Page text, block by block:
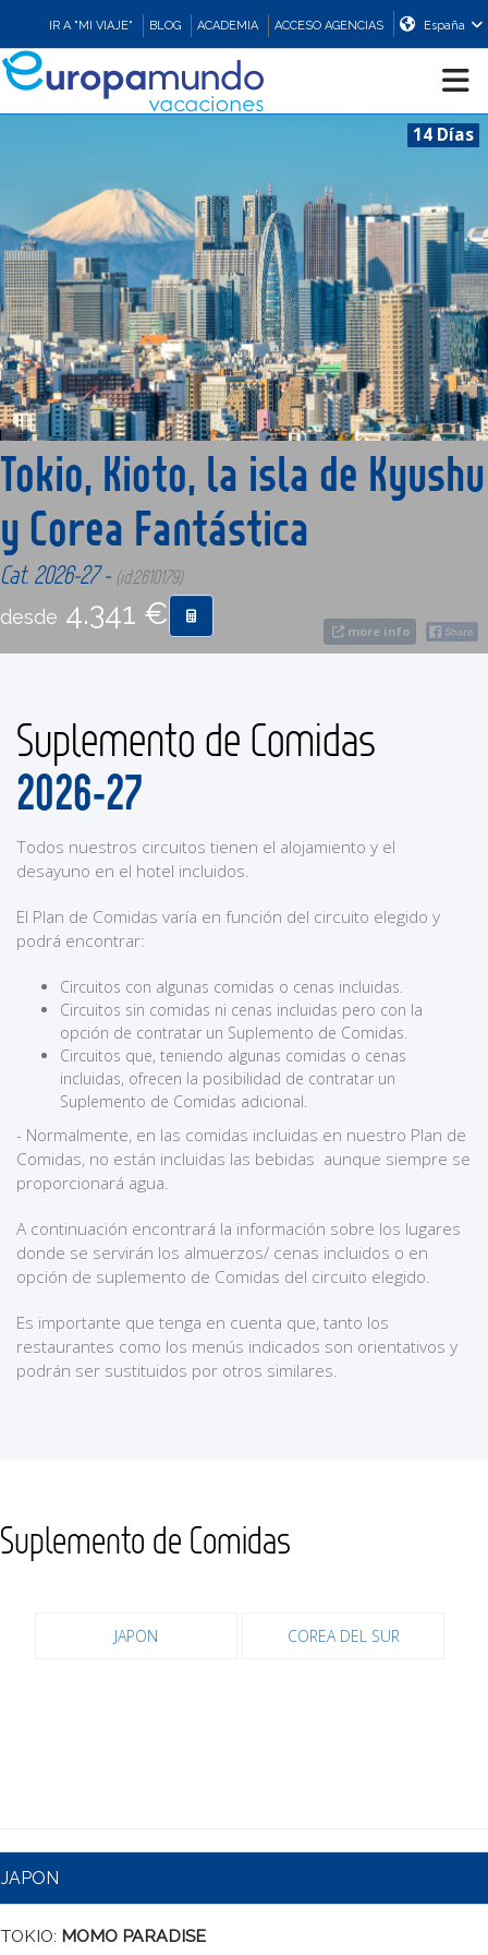
IR A "MI VIAJE" BLOG ACADEMIA ACCESO AGENCIAS España
EUROPA
ASIA
ORIENTE
PROMOCIONES
COMPRAR
CONTACTO
14 Días
more info
Tokio, Kioto, la isla de Kyushu
y Corea Fantástica
Cat. 2026-27 - (id:2610179)
desde 4.341 €
Suplemento de Comidas
2026-27
Todos nuestros circuitos tienen el alojamiento y el
desayuno en el hotel incluidos.
El Plan de Comidas varía en función del circuito elegido y
podrá encontrar:
Circuitos con algunas comidas o cenas incluidas.
Circuitos sin comidas ni cenas incluidas pero con la
opción de contratar un Suplemento de Comidas.
Circuitos que, teniendo algunas comidas o cenas
incluidas, ofrecen la posibilidad de contratar un
Suplemento de Comidas adicional.
- Normalmente, en las comidas incluidas en nuestro Plan de
Comidas, no están incluidas las bebidas aunque siempre se
proporcionará agua.
A continuación encontrará la información sobre los lugares
donde se servirán los almuerzos/ cenas incluidos o en
opción de suplemento de Comidas del circuito elegido.
Es importante que tenga en cuenta que, tanto los
restaurantes como los menús indicados son orientativos y
podrán ser sustituidos por otros similares.
Suplemento de Comidas
JAPON COREA DEL SUR
JAPON
TOKIO: MOMO PARADISE